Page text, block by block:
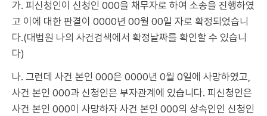
가. 피신청인이 신청인 000을 채무자로 하여 소송을 진행하였
고 이에 대한 판결이 0000년 00월 00일 자로 확정되었습니
다.(대법원 나의 사건검색에서 확정날짜를 확인할 수 있습니
다)
나. 그런데 사건 본인 000은 0000년 0월 0일에 사망하였고,
사건 본인 000과 신청인은 부자관계에 있습니다. 피신청인은
사건 본인 000이 사망하자 사건 본인 000의 상속인인 신청인